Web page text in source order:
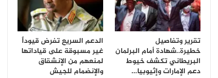
تقرير وتفاصيل
خطيرة..شهادة أمام البرلمان
البريطاني تكشف خيوط
دعم الإمارات وإثيوبيا…
الدعم السريع تفرض قيوداً
غير مسبوقة على قياداتها
لمنعهم من الإنشقاق
والإنضمام للجيش